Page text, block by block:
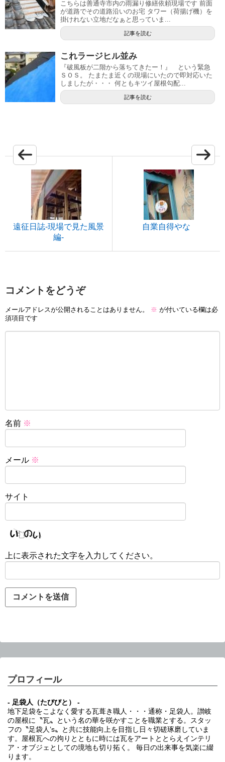
こちらは善通寺市内の雨漏り修繕依頼現場です 前面
が道路でその道路沿いのお宅 タワー（荷揚げ機）を
掛けれない立地だなぁと思っていま...
記事を読む
これラージヒル並み
『破風板が二階から落ちてきたー！』 という緊急
ＳＯＳ。 たまたま近くの現場にいたので即対応いた
しましたが・・・ 何ともキツイ屋根勾配...
記事を読む
遠征日誌-現場で見た風景
編-
自業自得やな
コメントをどうぞ
メールアドレスが公開されることはありません。 ※ が付いている欄は必
須項目です
名前 ※
メール ※
サイト
上に表示された文字を入力してください。
プロフィール
- 足袋人（たびびと） -
地下足袋をこよなく愛する瓦葺き職人・・・通称・足袋人。讃岐
の屋根に〝瓦〟という名の華を咲かすことを職業とする。スタッ
フの〝足袋人’s〟と共に技能向上を目指し日々切磋琢磨していま
す。屋根瓦への拘りとともに時には瓦をアートととらえインテリ
ア・オブジェとしての境地も切り拓く。 毎日の出来事を気楽に綴
ります。